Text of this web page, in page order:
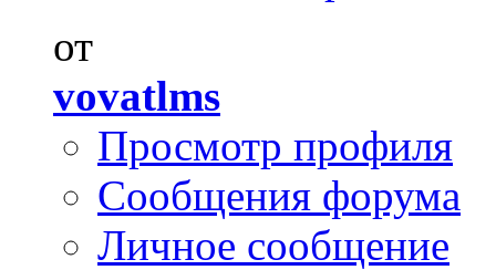
от
vovatlms
Просмотр профиля
Сообщения форума
Личное сообщение